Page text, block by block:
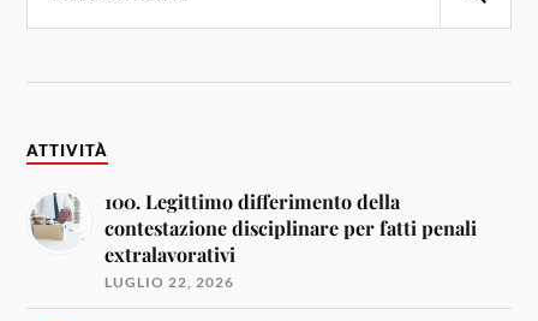
ATTIVITÀ
100. Legittimo differimento della
contestazione disciplinare per fatti penali
extralavorativi
LUGLIO 22, 2026